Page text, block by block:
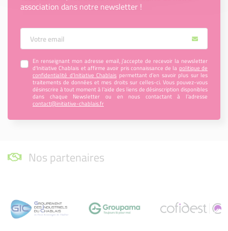
association dans notre newsletter !
Votre Email
En renseignant mon adresse email, j’accepte de recevoir la newsletter
d'Initiative Chablais et affirme avoir pris connaissance de la politique de
confidentialité d’Initiative Chablais permettant d’en savoir plus sur les
traitements de données et mes droits sur celles-ci. Vous pouvez-vous
désinscrire à tout moment à l’aide des liens de désinscription disponibles
dans chaque Newsletter ou en nous contactant à l’adresse
contact@initiative-chablais.fr
Nos partenaires